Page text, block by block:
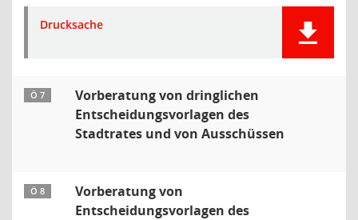
Drucksache
Ö 7
Vorberatung von dringlichen
Entscheidungsvorlagen des
Stadtrates und von Ausschüssen
Ö 8
Vorberatung von
Entscheidungsvorlagen des